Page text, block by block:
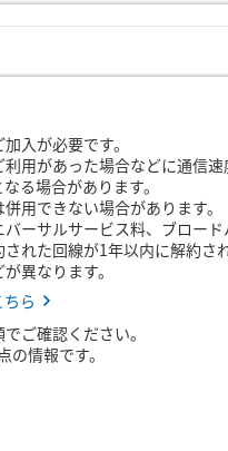
入が必要です。
用があった場合などに通信速
る場合があります。
用できない場合があります。
ーサルサービス料、ブロー
れた回線が1年以内に解約
異なります。
ら
ご確認ください。
情報です。